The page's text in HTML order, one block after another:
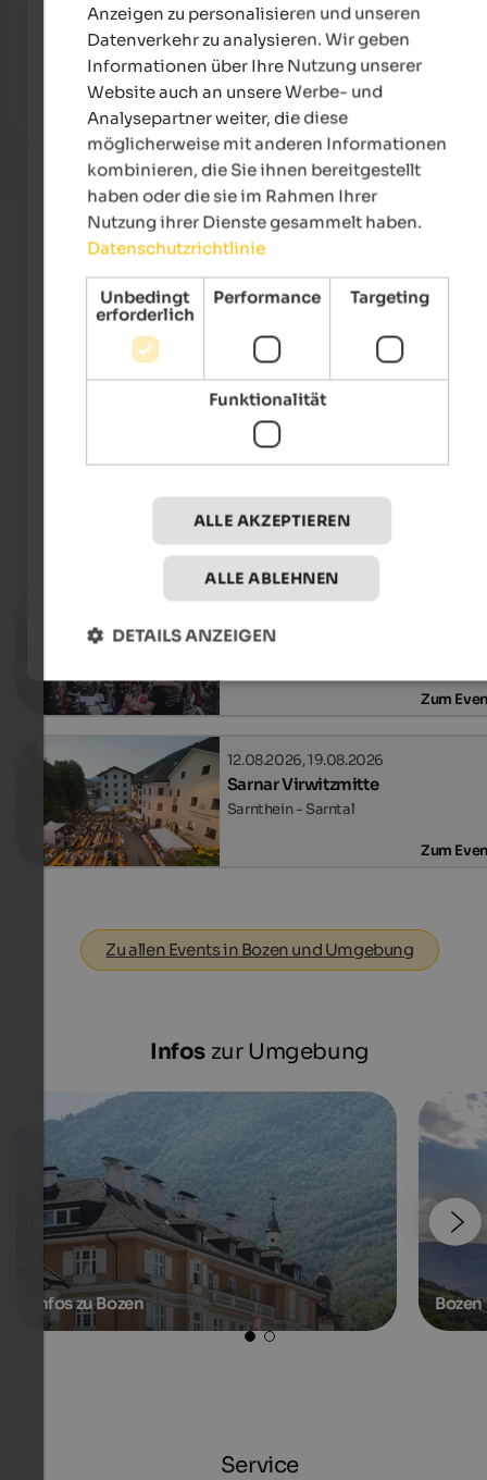
Naturhotel Waldheim
Wandern & Wellness in Altrei! 7 Übernachtungen zum
Preis von 6. Ruhe und Entspannung, die Sie sich von
Ihrem Urlaub erhoffen.
Zum Angebot
IDM Südtirol-Alto Adige/Manuel Ferrigato
Eventsin Bozen und Umgebung
Bolzano Festival Bozen
Zum
12.08.2026, 19.08.2026
Sarnar Virwitzmitte
Sarnthein - Sarntal
Zum
Zu allen Events in Bozen und Umgebung
Infos zur Umgebung
Infos zu Bozen
Service
Anzeigen zu personalisieren und unseren
Datenverkehr zu analysieren. Wir geben
Informationen über Ihre Nutzung unserer
Website auch an unsere Werbe- und
Analysepartner weiter, die diese
möglicherweise mit anderen Informationen
kombinieren, die Sie ihnen bereitgestellt
haben oder die sie im Rahmen Ihrer
Nutzung ihrer Dienste gesammelt haben.
Datenschutzrichtlinie
Unbedingt
erforderlich
Performance Targeting
Funktionalität
ALLE AKZEPTIEREN
ALLE ABLEHNEN
DETAILS ANZEIGEN